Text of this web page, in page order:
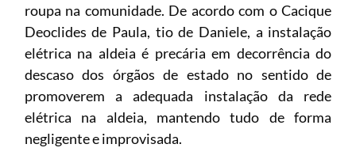
roupa na comunidade. De acordo com o Cacique
Deoclides de Paula, tio de Daniele, a instalação
elétrica na aldeia é precária em decorrência do
descaso dos órgãos de estado no sentido de
promoverem a adequada instalação da rede
elétrica na aldeia, mantendo tudo de forma
negligente e improvisada.